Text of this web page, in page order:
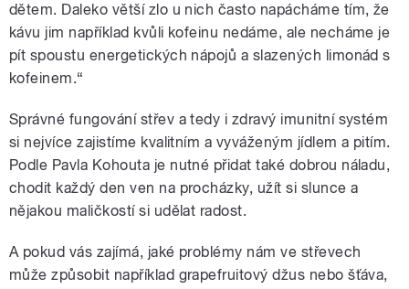
dětem. Daleko větší zlo u nich často napácháme tím, že
kávu jim například kvůli kofeinu nedáme, ale necháme je
pít spoustu energetických nápojů a slazených limonád s
kofeinem.“
Správné fungování střev a tedy i zdravý imunitní systém
si nejvíce zajistíme kvalitním a vyváženým jídlem a pitím.
Podle Pavla Kohouta je nutné přidat také dobrou náladu,
chodit každý den ven na procházky, užít si slunce a
nějakou maličkostí si udělat radost.
A pokud vás zajímá, jaké problémy nám ve střevech
může způsobit například grapefruitový džus nebo šťáva,